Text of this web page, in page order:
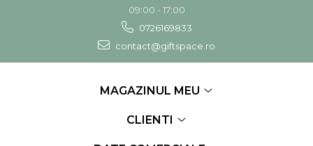
09:00 - 17:00
0726169833
contact@giftspace.ro
MAGAZINUL MEU
CLIENTI